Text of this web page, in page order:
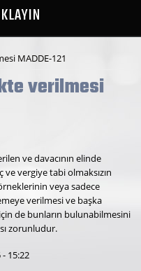
MADDE-121
verilmesi
ve davacının elinde
vergiye tabi olmaksızın
veya sadece
verilmesi ve başka
de bunların bulunabilmesini
zorunludur.
15:22